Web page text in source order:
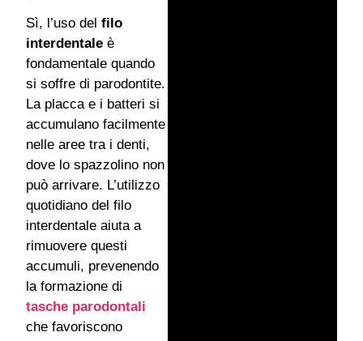
Sì, l’uso del filo
interdentale è
fondamentale quando
si soffre di parodontite.
La placca e i batteri si
accumulano facilmente
nelle aree tra i denti,
dove lo spazzolino non
può arrivare. L’utilizzo
quotidiano del filo
interdentale aiuta a
rimuovere questi
accumuli, prevenendo
la formazione di
tasche parodontali
che favoriscono